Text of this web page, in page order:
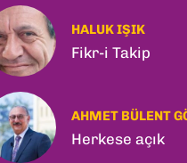
HALUK IŞIK
Fikr-i Takip
AHMET BÜLENT
Herkese açık